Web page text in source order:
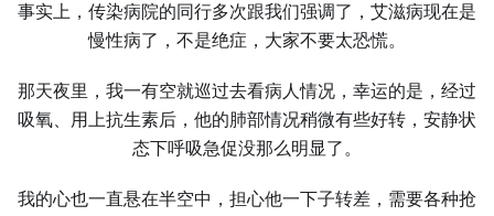
事实上，传染病院的同行多次跟我们强调了，艾滋病现在是
慢性病了，不是绝症，大家不要太恐慌。
那天夜里，我一有空就巡过去看病人情况，幸运的是，经过
吸氧、用上抗生素后，他的肺部情况稍微有些好转，安静状
态下呼吸急促没那么明显了。
我的心也一直悬在半空中，担心他一下子转差，需要各种抢